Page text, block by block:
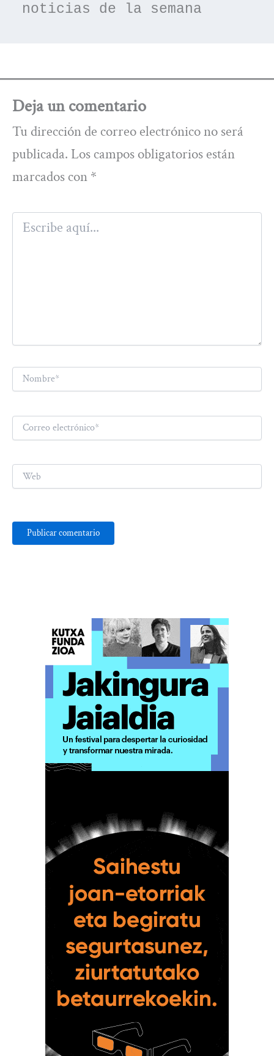
noticias de la semana
Deja un comentario
Tu dirección de correo electrónico no será
publicada. Los campos obligatorios están
marcados con *
aquí...
Nombre*
Correo
electrónico*